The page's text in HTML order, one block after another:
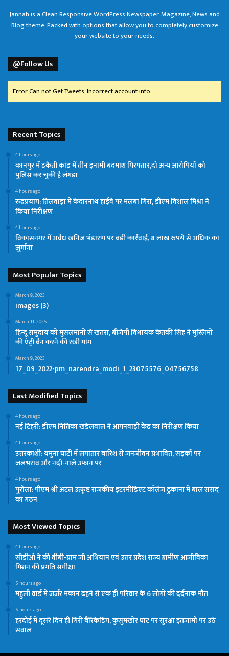
Jannah is a Clean Responsive WordPress Newspaper, Magazine, News and
Blog theme. Packed with options that allow you to completely customize
your website to your needs.
@Follow Us
Error Can not Get Tweets, Incorrect account info.
Recent Topics
4 hours ago
कानपुर में डकैती कांड में तीन इनामी बदमाश गिरफ्तार,दो अन्य आरोपियों को
पुलिस कर चुकी है लंगड़ा
4 hours ago
रुद्रप्रयाग: तिलवाड़ा में केदारनाथ हाईवे पर मलबा गिरा, डीएम विशाल मिश्रा ने
किया निरीक्षण
4 hours ago
विकासनगर में अवैध खनिज भंडारण पर बड़ी कार्रवाई, 8 लाख रुपये से अधिक का
जुर्माना
Most Popular Topics
March 9, 2023
images (3)
March 11, 2025
हिन्दू समुदाय को मुसलमानों से खतरा, बीजेपी विधायक केतकी सिंह ने मुस्लिमों
की एंट्री बैन करने की रखी मांग
March 9, 2023
17_09_2022-pm_narendra_modi_1_23075576_04756758
Last Modified Topics
4 hours ago
नई टिहरी: डीएम नितिका खंडेलवाल ने आंगनवाड़ी केंद्र का निरीक्षण किया
4 hours ago
उत्तरकाशी: यमुना घाटी में लगातार बारिश से जनजीवन प्रभावित, सड़कों पर
जलभराव और नदी-नाले उफान पर
4 hours ago
पुरोला: पीएम श्री अटल उत्कृष्ट राजकीय इंटरमीडिएट कॉलेज ढुकाना में बाल संसद
का गठन
Most Viewed Topics
4 hours ago
सीडीओ ने की वीबी-ग्राम जी अभियान एवं उत्तर प्रदेश राज्य ग्रामीण आजीविका
मिशन की प्रगति समीक्षा
5 hours ago
महुली वार्ड में जर्जर मकान ढहने से एक ही परिवार के 6 लोगों की दर्दनाक मौत
5 hours ago
हरदोई में दूसरे दिन ही गिरी बैरिकेडिंग, कुसुमखोर घाट पर सुरक्षा इंतजामों पर उठे
सवाल